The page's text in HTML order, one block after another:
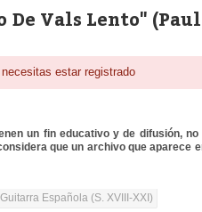
De Vals Lento" (Paul
estar registrado
un fin educativo y de difusión, no
que un archivo que aparece
Guitarra Española (S. XVIII-XXI)